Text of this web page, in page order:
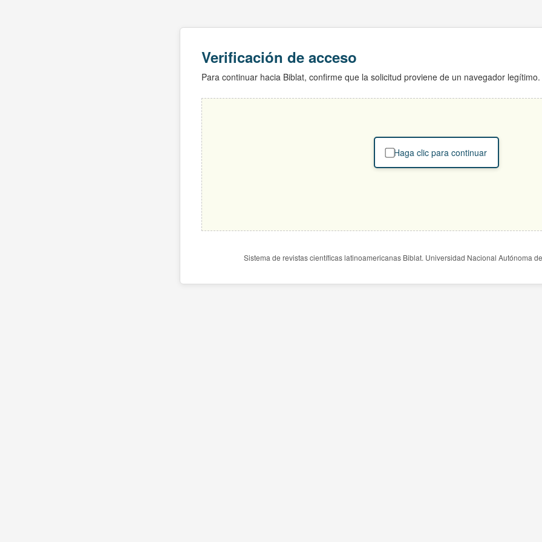
Verificación de acceso
Para continuar hacia Biblat, confirme que la solicitud proviene de un navegador legítimo.
Haga clic para continuar
Sistema de revistas científicas latinoamericanas Biblat. Universidad Nacional Autónoma